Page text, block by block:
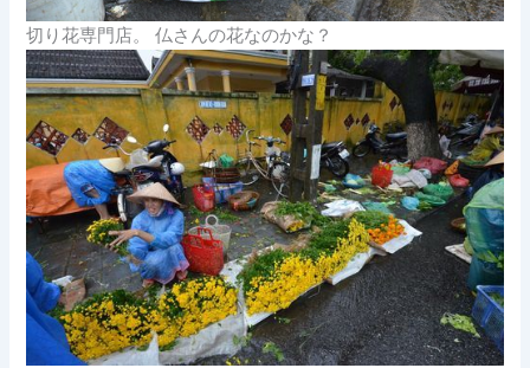
切り花専門店。 仏さんの花なのかな？